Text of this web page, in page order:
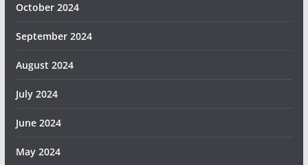
October 2024
September 2024
August 2024
July 2024
June 2024
May 2024